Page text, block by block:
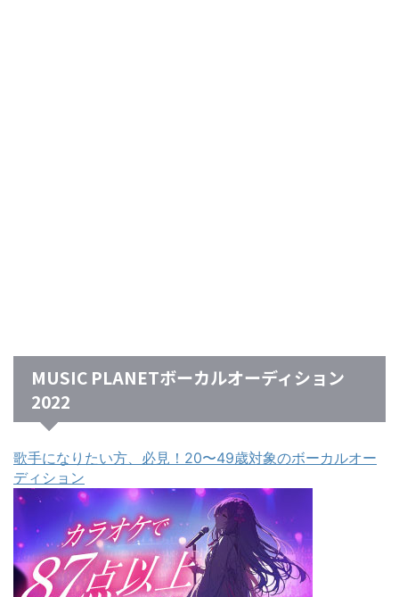
MUSIC PLANETボーカルオーディション
2022
歌手になりたい方、必見！20〜49歳対象のボーカルオー
ディション